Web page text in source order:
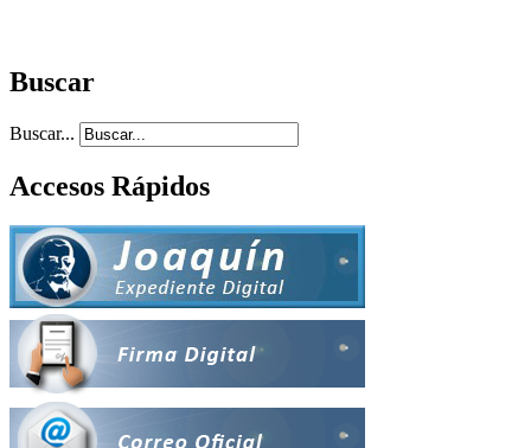
Buscar
Buscar...
Accesos Rápidos